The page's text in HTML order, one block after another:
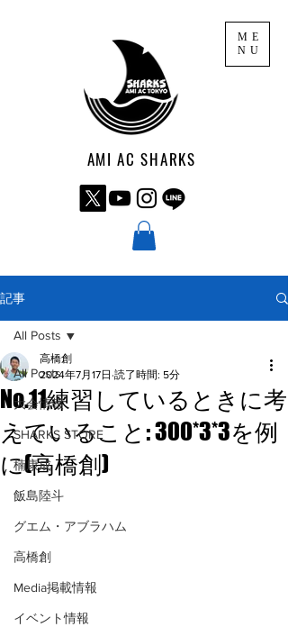
ME
NU
AMI AC SHARKS
記事
All Posts
大会情報
SHARKS STORE
楠康成
飯島陸斗
グエム・アブラハム
高橋創
Media掲載情報
イベント情報
All Posts
No.11練習しているときに考
えていること: 300*3*3を例
に(高橋創)
高橋創
2024年7月17日 読了時間: 5分